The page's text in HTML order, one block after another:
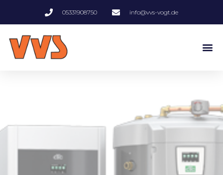
05331908750 info@vvs-vogt.de